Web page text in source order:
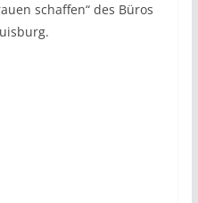
schaffen“ des Büros